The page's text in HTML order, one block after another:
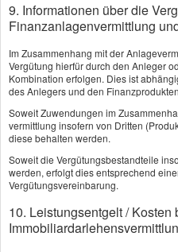
Mehr zum Thema:
·KFZ-
·Teil- und Vollkasko
·Die Kosten
·
·So sparen Sie
Vergleich und
Vorname, Name: *
9. Informationen über die
Finanzanlagenvermittlung
Im Zusammenhang mit der
Vergütung hierfür durch den Anleger
Kombination erfolgen. Dies ist
des Anlegers und den
Soweit Zuwendungen im
vermittlung insofern von Dritten
diese behalten werden.
Soweit die Vergütungsbestandteile
werden, erfolgt dies entsprechend
Vergütungsvereinbarung.
10. Leistungsentgelt / Kosten